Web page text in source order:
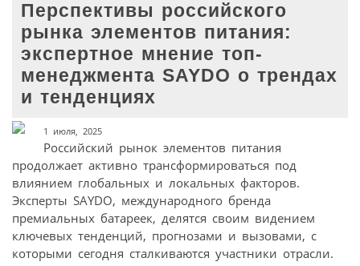
Перспективы российского
рынка элементов питания:
экспертное мнение топ-
менеджмента SAYDO о трендах
и тенденциях
1 июля, 2025
Российский рынок элементов питания
продолжает активно трансформироваться под
влиянием глобальных и локальных факторов.
Эксперты SAYDO, международного бренда
премиальных батареек, делятся своим видением
ключевых тенденций, прогнозами и вызовами, с
которыми сегодня сталкиваются участники отрасли.